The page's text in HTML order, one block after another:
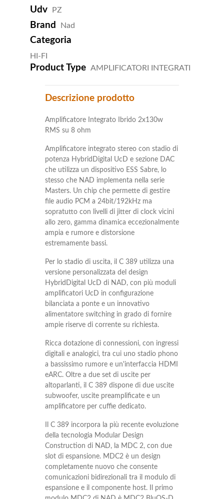
Udv PZ
Brand Nad
Categoria
HI-FI
Product Type AMPLIFICATORI INTEGRATI
Descrizione prodotto
Amplificatore Integrato Ibrido 2x130w
RMS su 8 ohm
Amplificatore integrato stereo con stadio di
potenza HybridDigital UcD e sezione DAC
che utilizza un dispositivo ESS Sabre, lo
stesso che NAD implementa nella serie
Masters. Un chip che permette di gestire
file audio PCM a 24bit/192kHz ma
sopratutto con livelli di jitter di clock vicini
allo zero, gamma dinamica eccezionalmente
ampia e rumore e distorsione
estremamente bassi.
Per lo stadio di uscita, il C 389 utilizza una
versione personalizzata del design
HybridDigital UcD di NAD, con più moduli
amplificatori UcD in configurazione
bilanciata a ponte e un innovativo
alimentatore switching in grado di fornire
ampie riserve di corrente su richiesta.
Ricca dotazione di connessioni, con ingressi
digitali e analogici, tra cui uno stadio phono
a bassissimo rumore e un'interfaccia HDMI
eARC. Oltre a due set di uscite per
altoparlanti, il C 389 dispone di due uscite
subwoofer, uscite preamplificate e un
amplificatore per cuffie dedicato.
Il C 389 incorpora la più recente evoluzione
della tecnologia Modular Design
Construction di NAD, la MDC 2, con due
slot di espansione. MDC2 è un design
completamente nuovo che consente
comunicazioni bidirezionali tra il modulo di
espansione e il componente host. Il primo